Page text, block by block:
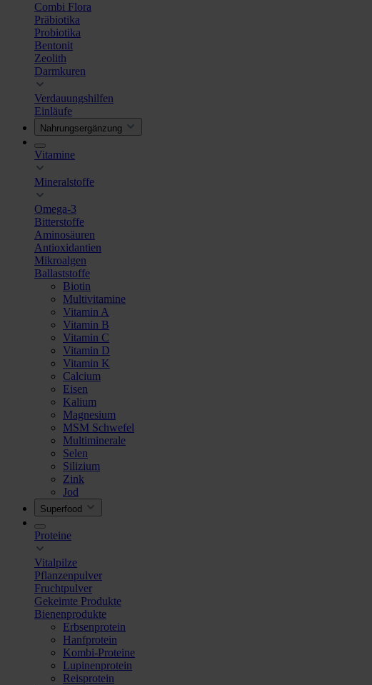
Combi Flora
Präbiotika
Probiotika
Bentonit
Zeolith
Darmkuren
Verdauungshilfen
Einläufe
Nahrungsergänzung
Vitamine
Mineralstoffe
Omega-3
Bitterstoffe
Aminosäuren
Antioxidantien
Mikroalgen
Ballaststoffe
Biotin
Multivitamine
Vitamin A
Vitamin B
Vitamin C
Vitamin D
Vitamin K
Calcium
Eisen
Kalium
Magnesium
MSM Schwefel
Multiminerale
Selen
Silizium
Zink
Jod
Superfood
Proteine
Vitalpilze
Pflanzenpulver
Fruchtpulver
Gekeimte Produkte
Bienenprodukte
Erbsenprotein
Hanfprotein
Kombi-Proteine
Lupinenprotein
Reisprotein